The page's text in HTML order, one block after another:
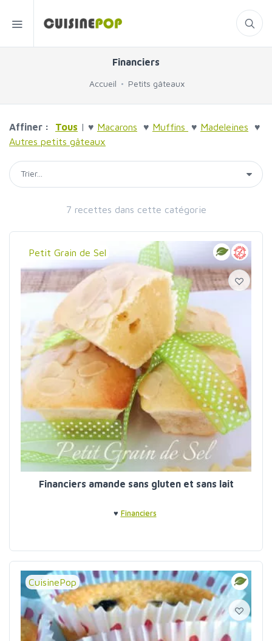
Financiers
Accueil Petits gâteaux
Affiner : Tous | ♥ Macarons ♥ Muffins ♥ Madeleines ♥
Autres petits gâteaux
7 recettes dans cette catégorie
Petit Grain de Sel
Financiers amande sans gluten et sans lait
♥ Financiers
CuisinePop